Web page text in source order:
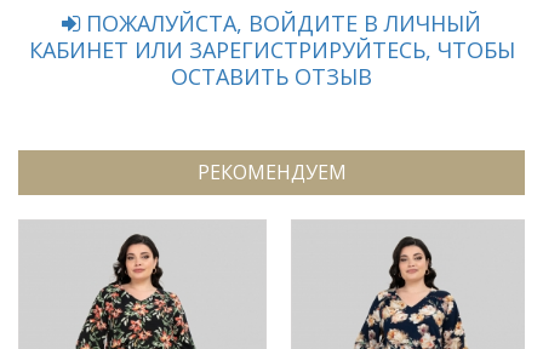
ПОЖАЛУЙСТА, ВОЙДИТЕ В ЛИЧНЫЙ
КАБИНЕТ ИЛИ ЗАРЕГИСТРИРУЙТЕСЬ, ЧТОБЫ
ОСТАВИТЬ ОТЗЫВ
РЕКОМЕНДУЕМ